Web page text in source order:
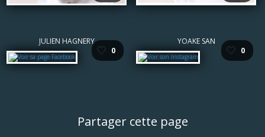
JULIEN HAGNERY
🤍 0
YOAKE SAN
🤍 0
Partager cette page